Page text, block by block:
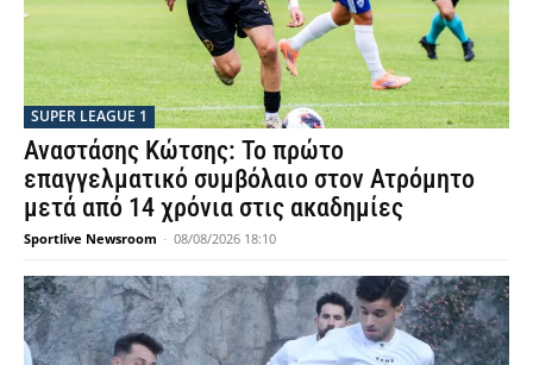
SUPER LEAGUE 1
Αναστάσης Κώτσης: Το πρώτο
επαγγελματικό συμβόλαιο στον Ατρόμητο
μετά από 14 χρόνια στις ακαδημίες
Sportlive Newsroom - 08/08/2026 18:10